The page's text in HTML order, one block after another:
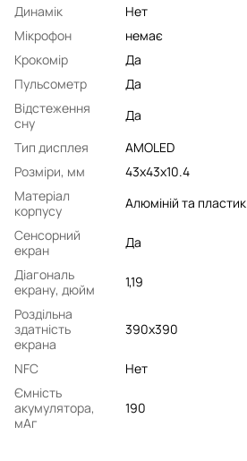
Динамік
Нет
Мікрофон
немає
Крокомір
Да
Пульсометр
Да
Відстеження
сну
Да
Тип дисплея
AMOLED
Розміри, мм
43x43x10.4
Матеріал
корпусу
Алюміній та пластик
Сенсорний
екран
Да
Діагональ
екрану, дюйм
1,19
Роздільна
здатність
екрана
390x390
NFC
Нет
Ємність
акумулятора,
мАг
190